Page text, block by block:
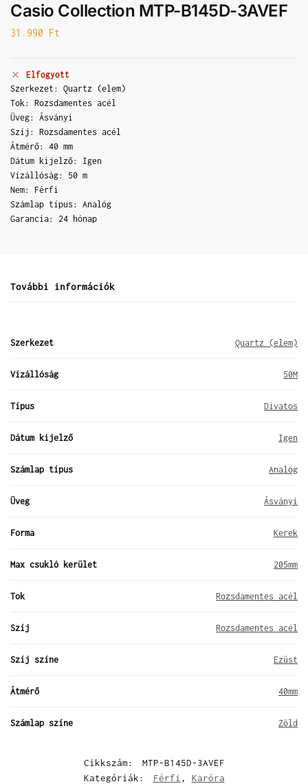
Casio Collection MTP-B145D-3AVEF
31.990 Ft
Elfogyott
Szerkezet: Quartz (elem)
Tok: Rozsdamentes acél
Üveg: Ásványi
Szíj: Rozsdamentes acél
Átmérő: 40 mm
Dátum kijelző: Igen
Vízállóság: 50 m
Nem: Férfi
Számlap típus: Analóg
Garancia: 24 hónap
További információk
Szerkezet Quartz (elem)
Vízállóság 50M
Típus Divatos
Dátum kijelző Igen
Számlap típus Analóg
Üveg Ásványi
Forma Kerek
Max csukló kerület 205mm
Tok Rozsdamentes acél
Szíj Rozsdamentes acél
Szíj színe Ezüst
Átmérő 40mm
Számlap színe Zöld
Cikkszám:
MTP-B145D-3AVEF
Kategóriák:
Férfi , Karóra